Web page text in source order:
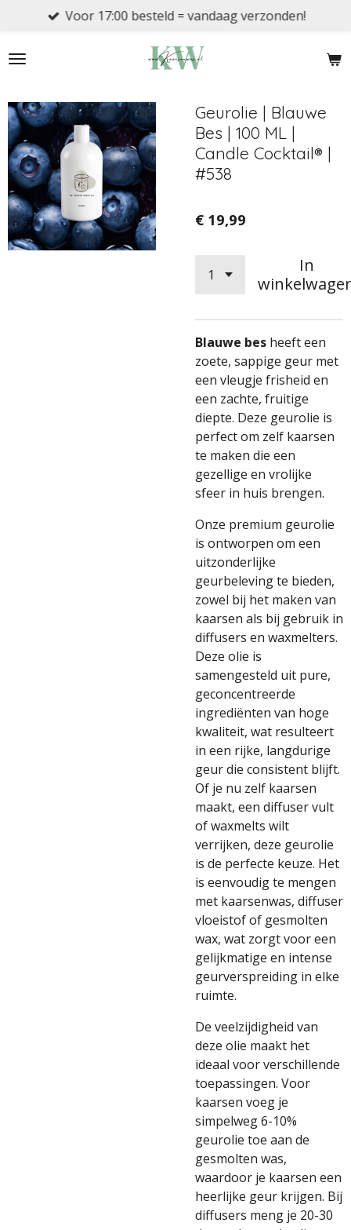
naar
Voor 17:00 besteld = vandaag verzonden!
Geurolie | Blauwe
Bes | 100 ML |
Candle Cocktail® |
#538
€ 19,99
In
Blauwe bes heeft een
zoete, sappige geur met
een vleugje frisheid en
een zachte, fruitige
diepte. Deze geurolie is
perfect om zelf kaarsen
te maken die een
gezellige en vrolijke
sfeer in huis brengen.
Onze premium geurolie
is ontworpen om een
uitzonderlijke
geurbeleving te bieden,
zowel bij het maken van
kaarsen als bij gebruik in
diffusers en waxmelters.
Deze olie is
samengesteld uit pure,
geconcentreerde
ingrediënten van hoge
kwaliteit, wat resulteert
in een rijke, langdurige
geur die consistent blijft.
Of je nu zelf kaarsen
maakt, een diffuser vult
of waxmelts wilt
verrijken, deze geurolie
is de perfecte keuze. Het
is eenvoudig te mengen
met kaarsenwas, diffuser
vloeistof of gesmolten
wax, wat zorgt voor een
gelijkmatige en intense
geurverspreiding in elke
ruimte.
De veelzijdigheid van
deze olie maakt het
ideaal voor verschillende
toepassingen. Voor
kaarsen voeg je
simpelweg 6-10%
geurolie toe aan de
gesmolten was,
waardoor je kaarsen een
heerlijke geur krijgen. Bij
diffusers meng je 20-30